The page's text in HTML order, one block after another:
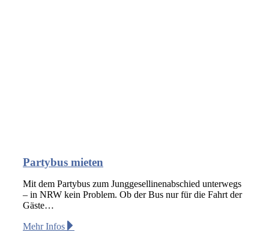
Partybus mieten
Mit dem Partybus zum Junggesellinenabschied unterwegs
– in NRW kein Problem. Ob der Bus nur für die Fahrt der
Gäste…
Mehr Infos